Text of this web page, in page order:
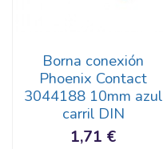
Borna conexión
Phoenix Contact
3044188 10mm azul
carril DIN
1,71 €